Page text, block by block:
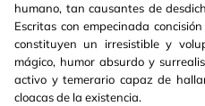
humano, tan causantes de
Escritas con empecinada
constituyen un irresistible y
mágico, humor absurdo y
activo y temerario capaz de
cloacas de la existencia.